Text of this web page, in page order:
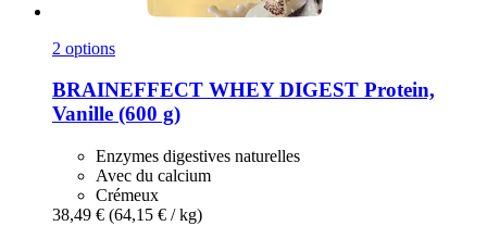
2 options
BRAINEFFECT WHEY DIGEST Protein,
Vanille (600 g)
Enzymes digestives naturelles
Avec du calcium
Crémeux
38,49 € (64,15 € / kg)